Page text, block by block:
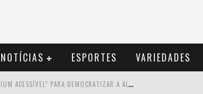
NOTÍCIAS ESPORTES VARIEDADES
W
ETZ BEVERAGES APOSTA NO “PREMIUM ACESSÍVEL” PARA DEMOCRATIZAR A ALTA COQUETELARIA COM GARRAFAS DE 1 LITRO